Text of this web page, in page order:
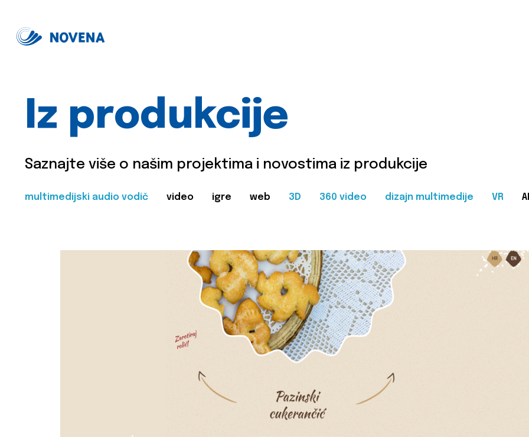
Iz produkcije
Saznajte više o našim projektima i novostima iz produkcije
multimedijski audio vodič video igre web 3D 360 video dizajn multimedije VR